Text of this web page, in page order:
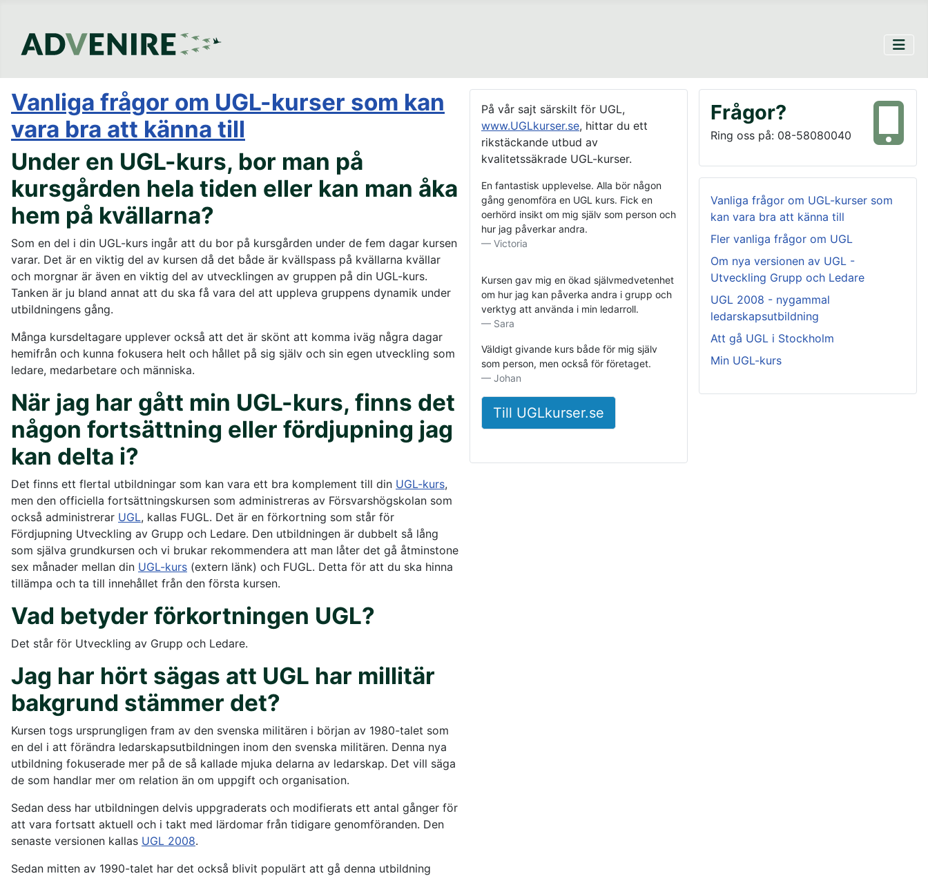
På vår sajt särskilt för UGL,
www.UGLkurser.se, hittar du ett
rikstäckande utbud av
kvalitetssäkrade UGL-kurser.
En fantastisk upplevelse. Alla bör någon
gång genomföra en UGL kurs. Fick en
oerhörd insikt om mig själv som person och
hur jag påverkar andra.
Victoria
Kursen gav mig en ökad självmedvetenhet
om hur jag kan påverka andra i grupp och
verktyg att använda i min ledarroll.
Sara
Väldigt givande kurs både för mig själv
som person, men också för företaget.
Johan
Till UGLkurser.se
Vanliga frågor om UGL-kurser som kan
vara bra att känna till
Under en UGL-kurs, bor man på
kursgården hela tiden eller kan man åka
hem på kvällarna?
Som en del i din UGL-kurs ingår att du bor på kursgården under de fem dagar kursen
varar. Det är en viktig del av kursen då det både är kvällspass på kvällarna kvällar
och morgnar är även en viktig del av utvecklingen av gruppen på din UGL-kurs.
Tanken är ju bland annat att du ska få vara del att uppleva gruppens dynamik under
utbildningens gång.
Många kursdeltagare upplever också att det är skönt att komma iväg några dagar
hemifrån och kunna fokusera helt och hållet på sig själv och sin egen utveckling som
ledare, medarbetare och människa.
När jag har gått min UGL-kurs, finns det
någon fortsättning eller fördjupning jag
kan delta i?
Det finns ett flertal utbildningar som kan vara ett bra komplement till din UGL-kurs,
men den officiella fortsättningskursen som administreras av Försvarshögskolan som
också administrerar UGL, kallas FUGL. Det är en förkortning som står för
Fördjupning Utveckling av Grupp och Ledare. Den utbildningen är dubbelt så lång
som själva grundkursen och vi brukar rekommendera att man låter det gå åtminstone
sex månader mellan din UGL-kurs (extern länk) och FUGL. Detta för att du ska hinna
tillämpa och ta till innehållet från den första kursen.
Vad betyder förkortningen UGL?
Det står för Utveckling av Grupp och Ledare.
Jag har hört sägas att UGL har millitär
bakgrund stämmer det?
Kursen togs ursprungligen fram av den svenska militären i början av 1980-talet som
en del i att förändra ledarskapsutbildningen inom den svenska militären. Denna nya
utbildning fokuserade mer på de så kallade mjuka delarna av ledarskap. Det vill säga
de som handlar mer om relation än om uppgift och organisation.
Sedan dess har utbildningen delvis uppgraderats och modifierats ett antal gånger för
att vara fortsatt aktuell och i takt med lärdomar från tidigare genomföranden. Den
senaste versionen kallas UGL 2008.
Sedan mitten av 1990-talet har det också blivit populärt att gå denna utbildning
Frågor?
Ring oss på: 08-58080040
Vanliga frågor om UGL-kurser som
kan vara bra att känna till
Fler vanliga frågor om UGL
Om nya versionen av UGL -
Utveckling Grupp och Ledare
UGL 2008 - nygammal
ledarskapsutbildning
Att gå UGL i Stockholm
Min UGL-kurs